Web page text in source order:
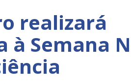
realizará
à Semana